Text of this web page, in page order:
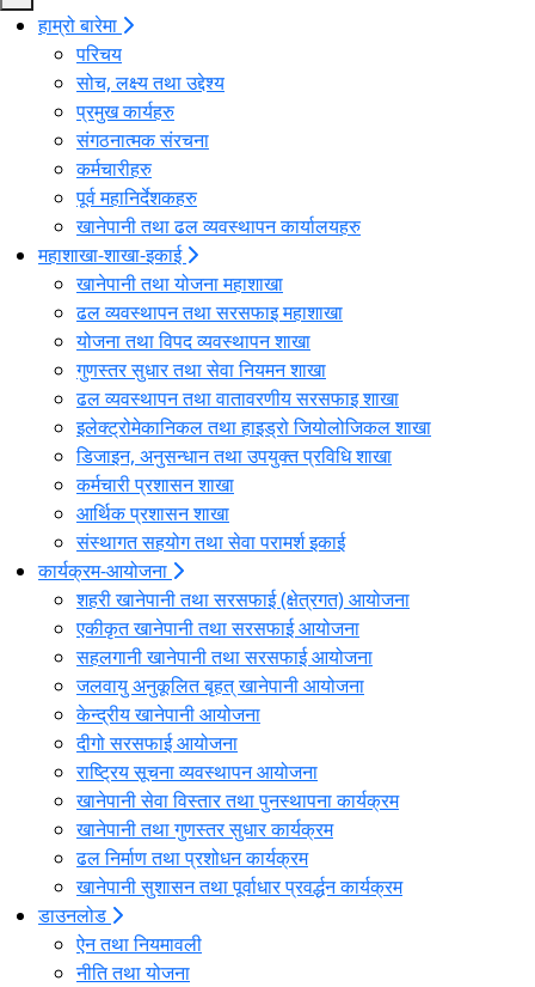
हाम्रो बारेमा
परिचय
सोच, लक्ष्य तथा उद्देश्य
प्रमुख कार्यहरु
संगठनात्मक संरचना
कर्मचारीहरु
पूर्व महानिर्देशकहरु
खानेपानी तथा ढल व्यवस्थापन कार्यालयहरु
महाशाखा-शाखा-इकाई
खानेपानी तथा योजना महाशाखा
ढल व्यवस्थापन तथा सरसफाइ महाशाखा
योजना तथा विपद व्यवस्थापन शाखा
गुणस्तर सुधार तथा सेवा नियमन शाखा
ढल व्यवस्थापन तथा वातावरणीय सरसफाइ शाखा
इलेक्ट्रोमेकानिकल तथा हाइड्रो जियोलोजिकल शाखा
डिजाइन, अनुसन्धान तथा उपयुक्त प्रविधि शाखा
कर्मचारी प्रशासन शाखा
आर्थिक प्रशासन शाखा
संस्थागत सहयोग तथा सेवा परामर्श इकाई
कार्यक्रम-आयोजना
शहरी खानेपानी तथा सरसफाई (क्षेत्रगत) आयोजना
एकीकृत खानेपानी तथा सरसफाई आयोजना
सहलगानी खानेपानी तथा सरसफाई आयोजना
जलवायु अनुकूलित बृहत् खानेपानी आयोजना
केन्द्रीय खानेपानी आयोजना
दीगो सरसफाई आयोजना
राष्ट्रिय सूचना व्यवस्थापन आयोजना
खानेपानी सेवा विस्तार तथा पुनस्थापना कार्यक्रम
खानेपानी तथा गुणस्तर सुधार कार्यक्रम
ढल निर्माण तथा प्रशोधन कार्यक्रम
खानेपानी सुशासन तथा पूर्वाधार प्रवर्द्धन कार्यक्रम
डाउनलोड
ऐन तथा नियमावली
नीति तथा योजना